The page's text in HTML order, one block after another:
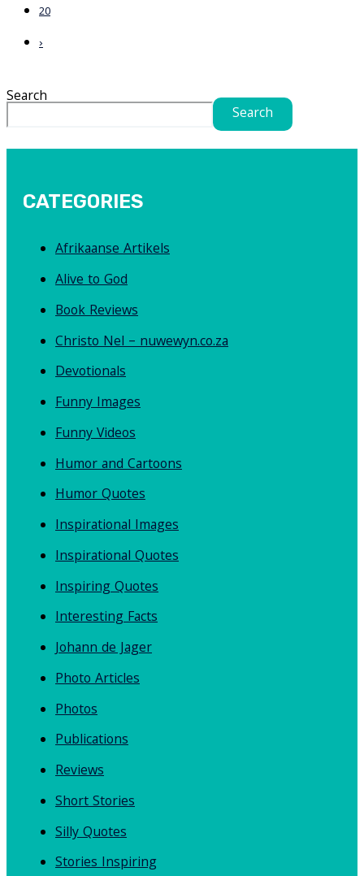
20
›
Search
Search
CATEGORIES
Afrikaanse Artikels
Alive to God
Book Reviews
Christo Nel – nuwewyn.co.za
Devotionals
Funny Images
Funny Videos
Humor and Cartoons
Humor Quotes
Inspirational Images
Inspirational Quotes
Inspiring Quotes
Interesting Facts
Johann de Jager
Photo Articles
Photos
Publications
Reviews
Short Stories
Silly Quotes
Stories Inspiring